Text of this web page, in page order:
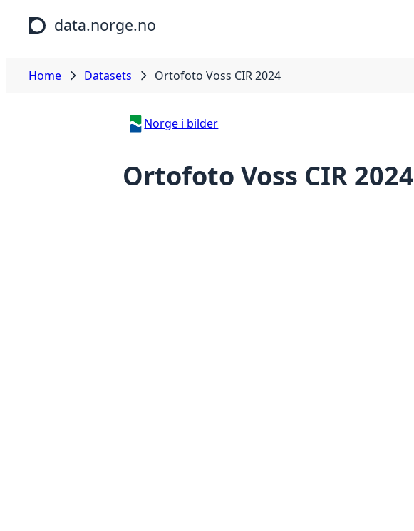
Skip to main content
data.norge.no
Home Datasets Ortofoto Voss CIR 2024
Norge i bilder
Ortofoto Voss CIR 2024